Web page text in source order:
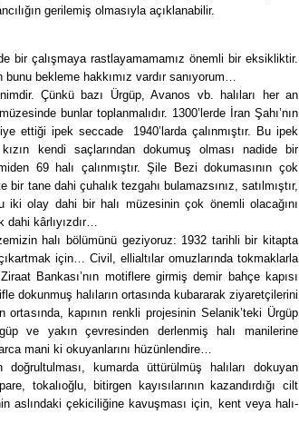
gerilemiş olmasıyla açıklanabilir.
bir çalışmaya rastlayamamamız önemli bir eksikliktir.
bekleme hakkımız vardır sanıyorum…
Çünkü bazı Ürgüp, Avanos vb. halıları her an
bunlar toplanmalıdır. 1300’lerde İran Şahı’nın
ettiği ipek seccade 1940’larda çalınmıştır. Bu ipek
kendi saçlarından dokumuş olması nadide bir
69 halı çalınmıştır. Şile Bezi dokumasının çok
tane dahi çuhalık tezgahı bulamazsınız, satılmıştır,
iki olay dahi bir halı müzesinin çok önemli olacağını
dahi kârlıyızdır…
halı bölümünü geziyoruz: 1932 tarihli bir kitapta
için… Civil, ellialtılar omuzlarında tokmaklarla
Bankası’nın motiflere girmiş demir bahçe kapısı
dokunmuş halıların ortasında kubararak ziyaretçilerini
kapının renkli projesinin Selanik’teki Ürgüp
ve yakın çevresinden derlenmiş halı manilerine
mani ki okuyanlarını hüzünlendire…
doğrultulması, kumarda üttürülmüş halıları dokuyan
tokalıoğlu, bitirgen kayısılarının kazandırdığı cilt
aslındaki çekiciliğine kavuşması için, kent veya halı-